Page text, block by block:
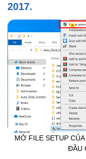
2017.
MỞ FILE SETUP
ĐẦU